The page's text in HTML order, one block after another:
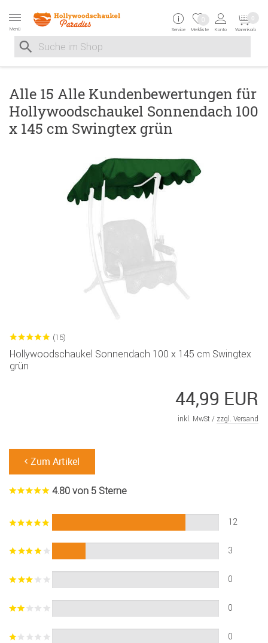
Menü
Suche nach
Suche im Shop, nach der Eingabe von 3 Buchstaben
Service Merkliste
0
Konto Warenkorb
0
Alle 15 Alle Kundenbewertungen für
Hollywoodschaukel Sonnendach 100
x 145 cm Swingtex grün
(15)
Hollywoodschaukel Sonnendach 100 x 145 cm Swingtex
grün
44,99 EUR
inkl. MwSt / zzgl. Versand
Zum Artikel
4.80 von 5 Sterne
12
3
0
0
0